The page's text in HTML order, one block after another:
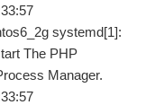
systemd[1]:
The PHP
Manager.